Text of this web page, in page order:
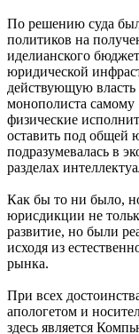
По решению суда
политиков на
иделианского
юридической
действующую власть
монополиста самому
физические
оставить под общей
подразумевалась в
разделах
Как бы то ни было,
юрисдикции не
развитие, но были
исходя из
рынка.
При всех
апологетом и
здесь является